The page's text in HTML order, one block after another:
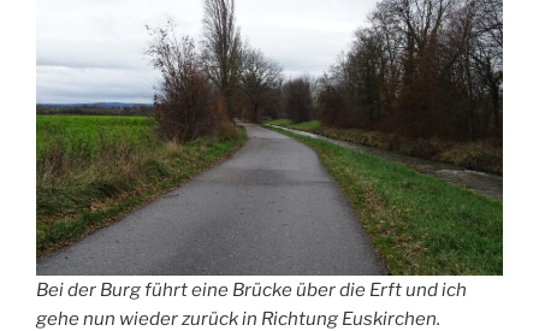
Bei der Burg führt eine Brücke über die Erft und ich
gehe nun wieder zurück in Richtung Euskirchen.